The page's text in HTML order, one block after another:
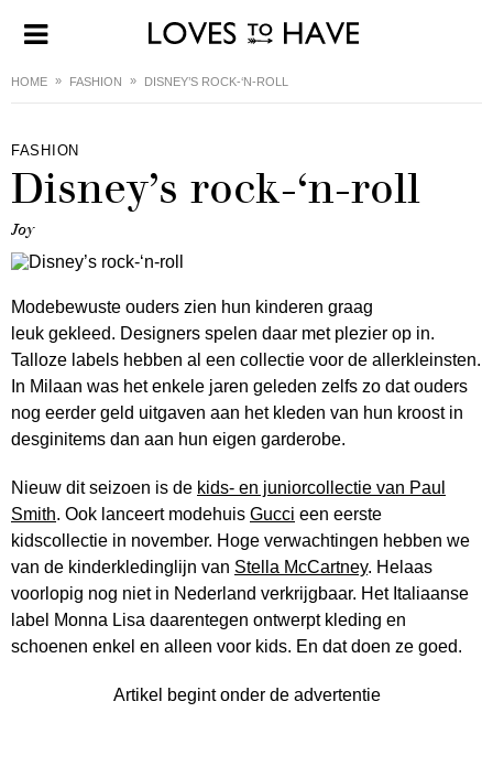
HOME FASHION DISNEY’S ROCK-‘N-ROLL
FASHION
Disney’s rock-‘n-roll
Joy
Modebewuste ouders zien hun kinderen graag
leuk gekleed. Designers spelen daar met plezier op in.
Talloze labels hebben al een collectie voor de allerkleinsten.
In Milaan was het enkele jaren geleden zelfs zo dat ouders
nog eerder geld uitgaven aan het kleden van hun kroost in
desginitems dan aan hun eigen garderobe.
Nieuw dit seizoen is de kids- en juniorcollectie van Paul
Smith. Ook lanceert modehuis Gucci een eerste
kidscollectie in november. Hoge verwachtingen hebben we
van de kinderkledinglijn van Stella McCartney. Helaas
voorlopig nog niet in Nederland verkrijgbaar. Het Italiaanse
label Monna Lisa daarentegen ontwerpt kleding en
schoenen enkel en alleen voor kids. En dat doen ze goed.
Artikel begint onder de advertentie